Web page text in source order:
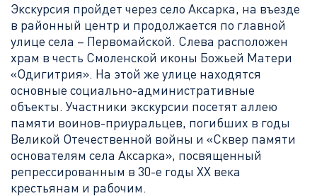
Экскурсия пройдет через село Аксарка, на въезде
в районный центр и продолжается по главной
улице села – Первомайской. Слева расположен
храм в честь Смоленской иконы Божьей Матери
«Одигитрия». На этой же улице находятся
основные социально-административные
объекты. Участники экскурсии посетят аллею
памяти воинов-приуральцев, погибших в годы
Великой Отечественной войны и «Сквер памяти
основателям села Аксарка», посвященный
репрессированным в 30-е годы ХХ века
крестьянам и рабочим.